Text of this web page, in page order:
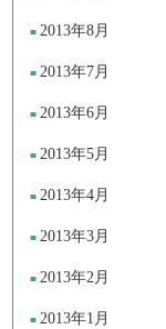
2013年8月
2013年7月
2013年6月
2013年5月
2013年4月
2013年3月
2013年2月
2013年1月